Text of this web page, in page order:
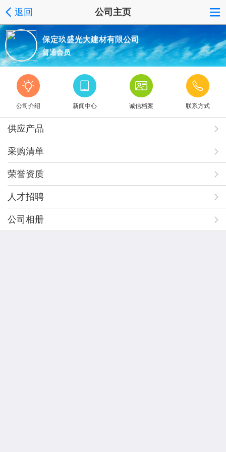
返回 公司主页
保定玖盛光大建材有限公司
普通会员
公司介绍 新闻中心 诚信档案 联系方式
供应产品
采购清单
荣誉资质
人才招聘
公司相册